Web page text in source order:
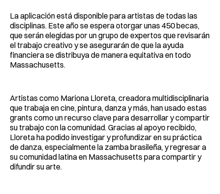
La aplicación está disponible para artistas de todas las
disciplinas. Este año se espera otorgar unas 450 becas,
que serán elegidas por un grupo de expertos que revisarán
el trabajo creativo y se asegurarán de que la ayuda
financiera se distribuya de manera equitativa en todo
Massachusetts.
Artistas como Mariona Lloreta, creadora multidisciplinaria
que trabaja en cine, pintura, danza y más, han usado estas
grants como un recurso clave para desarrollar y compartir
su trabajo con la comunidad. Gracias al apoyo recibido,
Lloreta ha podido investigar y profundizar en su práctica
de danza, especialmente la zamba brasileña, y regresar a
su comunidad latina en Massachusetts para compartir y
difundir su arte.